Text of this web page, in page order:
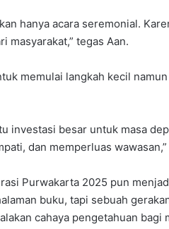
hanya acara seremonial.
masyarakat,” tegas Aan.
memulai langkah kecil
investasi besar untuk masa
dan memperluas
Purwakarta 2025 pun
buku, tapi sebuah
cahaya pengetahuan bagi